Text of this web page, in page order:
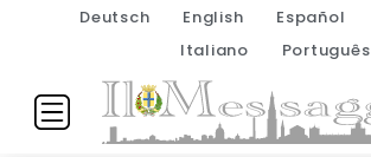
Deutsch English Español
Italiano
Português